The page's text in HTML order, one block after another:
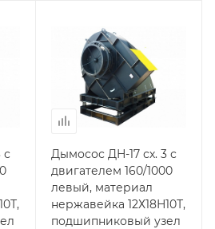
с
Дымосос ДН-17 сх. 3 с
двигателем 160/1000
левый, материал
нержавейка 12Х18Н10Т,
подшипниковый узел